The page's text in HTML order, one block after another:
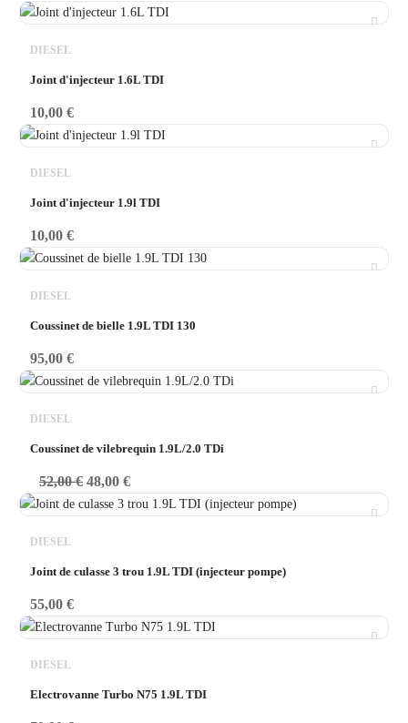
DIESEL
Joint d'injecteur 1.6L TDI
10,00 €
DIESEL
Joint d'injecteur 1.9l TDI
10,00 €
DIESEL
Coussinet de bielle 1.9L TDI 130
95,00 €
DIESEL
Coussinet de vilebrequin 1.9L/2.0 TDi
52,00€ 48,00 €
DIESEL
Joint de culasse 3 trou 1.9L TDI (injecteur pompe)
55,00 €
DIESEL
Electrovanne Turbo N75 1.9L TDI